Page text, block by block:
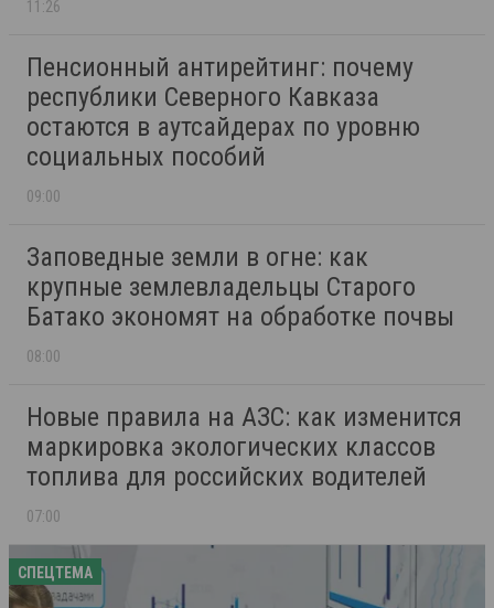
11:26
Пенсионный антирейтинг: почему
республики Северного Кавказа
остаются в аутсайдерах по уровню
социальных пособий
09:00
Заповедные земли в огне: как
крупные землевладельцы Старого
Батако экономят на обработке почвы
08:00
Новые правила на АЗС: как изменится
маркировка экологических классов
топлива для российских водителей
07:00
СПЕЦТЕМА